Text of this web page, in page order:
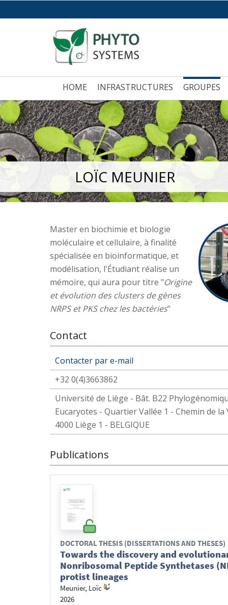
HOME INFRASTRUCTURES GROUPES
LOÏC MEUNIER
Master en biochimie et biologie
moléculaire et cellulaire, à finalité
spécialisée en bioinformatique, et
modélisation, l'Étudiant réalise un
mémoire, qui aura pour titre "Origine
et évolution des clusters de gènes
NRPS et PKS chez les bactéries"
Contact
Contacter par e-mail
+32 0(4)3663862
Université de Liège - Bât. B22
Eucaryotes - Quartier Vallée 1 - Chemin de la
4000 Liège 1 - BELGIQUE
Publications